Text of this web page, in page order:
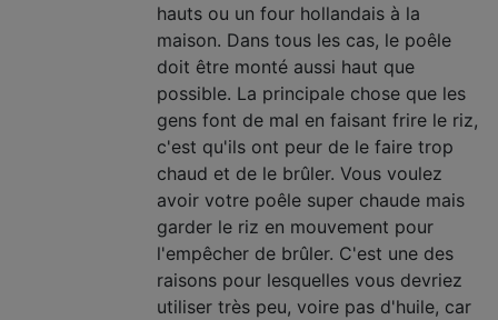
hauts ou un four hollandais à la
maison. Dans tous les cas, le poêle
doit être monté aussi haut que
possible. La principale chose que les
gens font de mal en faisant frire le riz,
c'est qu'ils ont peur de le faire trop
chaud et de le brûler. Vous voulez
avoir votre poêle super chaude mais
garder le riz en mouvement pour
l'empêcher de brûler. C'est une des
raisons pour lesquelles vous devriez
utiliser très peu, voire pas d'huile, car